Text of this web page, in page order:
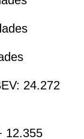
24.272
12.355